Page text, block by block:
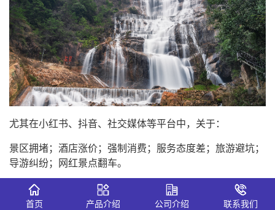
尤其在小红书、抖音、社交媒体等平台中，关于：
景区拥堵；酒店涨价；强制消费；服务态度差；旅游避坑；
导游纠纷；网红景点翻车。
等内容持续高热。
首页 产品介绍 公司介绍 联系我们